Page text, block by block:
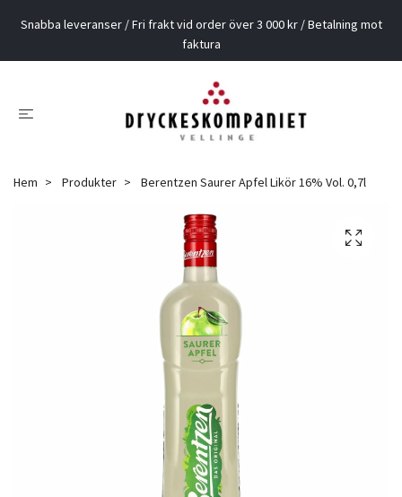
Snabba leveranser / Fri frakt vid order över 3 000 kr / Betalning mot
faktura
Hem Produkter Berentzen Saurer Apfel Likör 16% Vol. 0,7l